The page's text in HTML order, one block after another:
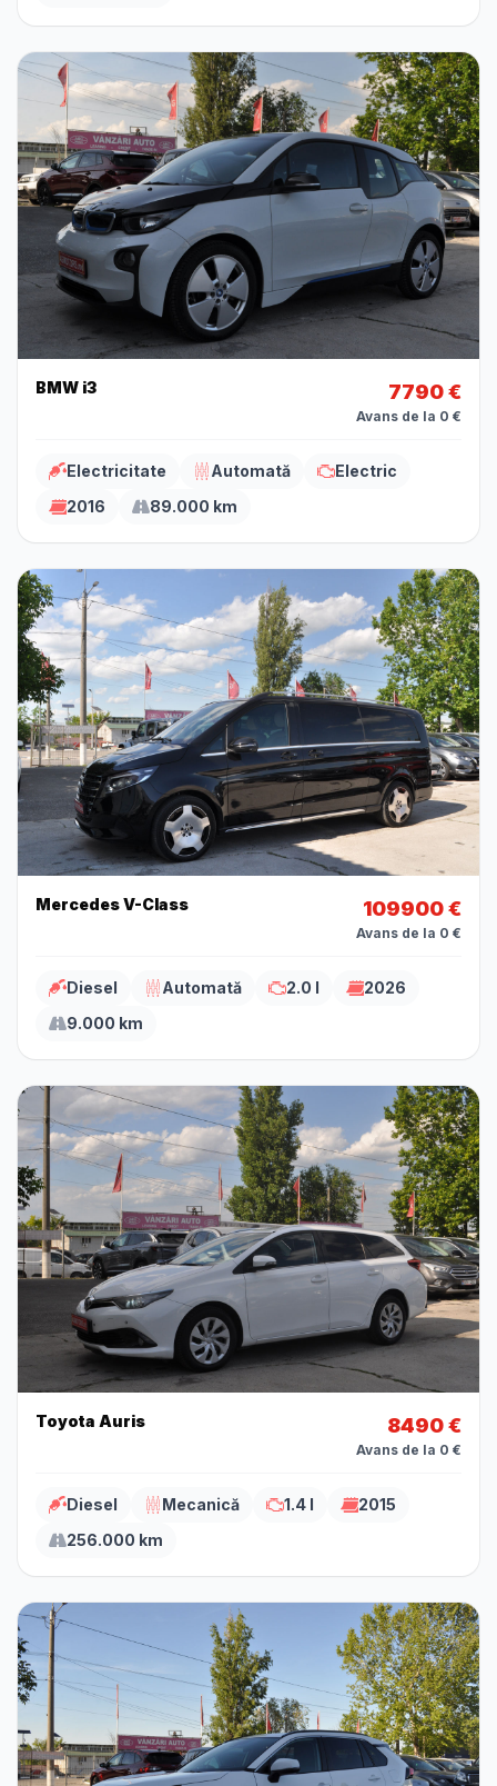
BMW i3 7790 €
Avans de la 0 €
Electricitate Automată
Electric
2016
89.000 km
Mercedes V-Class 109900 €
Avans de la 0 €
Diesel Automată 2.0 l
2026
9.000 km
Toyota Auris 8490 €
Avans de la 0 €
Diesel Mecanică 1.4 l
2015
256.000 km